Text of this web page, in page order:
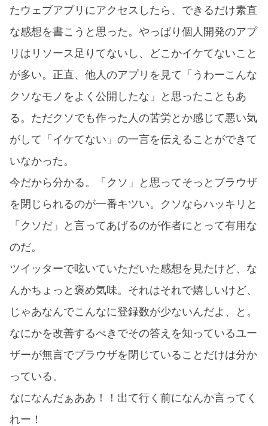
たウェブアプリにアクセスしたら、できるだけ素直
な感想を書こうと思った。やっぱり個人開発のアプ
リはリソース足りてないし、どこかイケてないこと
が多い。正直、他人のアプリを見て「うわーこんな
クソなモノをよく公開したな」と思ったこともあ
る。ただクソでも作った人の苦労とか感じて悪い気
がして「イケてない」の一言を伝えることができて
いなかった。
今だから分かる。「クソ」と思ってそっとブラウザ
を閉じられるのが一番キツい。クソならハッキリと
「クソだ」と言ってあげるのが作者にとって有用な
のだ。
ツイッターで呟いていただいた感想を見たけど、な
んかちょっと褒め気味。それはそれで嬉しいけど、
じゃあなんでこんなに登録数が少ないんだよ、と。
なにかを改善するべきでその答えを知っているユー
ザーが無言でブラウザを閉じていることだけは分か
っている。
なになんだぁああ！！出て行く前になんか言ってく
れー！